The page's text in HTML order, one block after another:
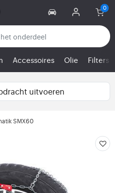
Accessoires Olie Filters
uitvoeren
SMX60